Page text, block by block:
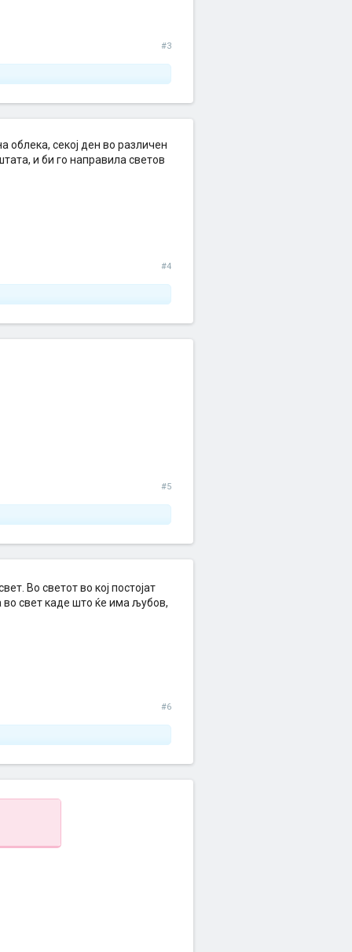
#3
облека, секој ден во различен
и би го направила светов
#4
#5
Во светот во кој постојат
во свет каде што ќе има љубов,
#6